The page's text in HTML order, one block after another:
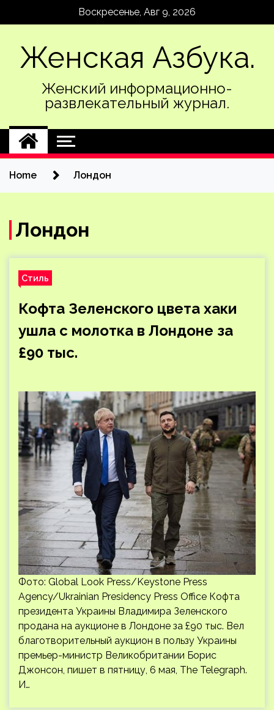
Воскресенье, Авг 9, 2026
Женская Азбука.
Женский информационно-
развлекательный журнал.
Home Лондон
Лондон
Стиль
Кофта Зеленского цвета хаки
ушла с молотка в Лондоне за
£90 тыс.
Фото: Global Look Press/Keystone Press
Agency/Ukrainian Presidency Press Office Кофта
президента Украины Владимира Зеленского
продана на аукционе в Лондоне за £90 тыс. Вел
благотворительный аукцион в пользу Украины
премьер-министр Великобритании Борис
Джонсон, пишет в пятницу, 6 мая, The Telegraph.
И…